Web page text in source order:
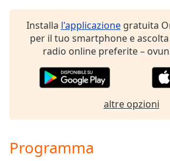
Size
Family
Installa l'applicazionegratuita
per il tuo smartphone e
radio online preferite –
altre opzioni
Programma